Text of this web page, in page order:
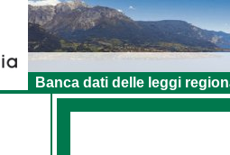
Banca dati delle leggi